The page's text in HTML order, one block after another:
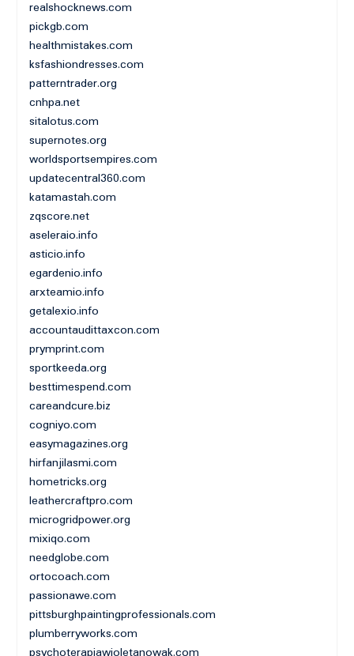
realshocknews.com
pickgb.com
healthmistakes.com
ksfashiondresses.com
patterntrader.org
cnhpa.net
sitalotus.com
supernotes.org
worldsportsempires.com
updatecentral360.com
katamastah.com
zqscore.net
aseleraio.info
asticio.info
egardenio.info
arxteamio.info
getalexio.info
accountaudittaxcon.com
prymprint.com
sportkeeda.org
besttimespend.com
careandcure.biz
cogniyo.com
easymagazines.org
hirfanjilasmi.com
hometricks.org
leathercraftpro.com
microgridpower.org
mixiqo.com
needglobe.com
ortocoach.com
passionawe.com
pittsburghpaintingprofessionals.com
plumberryworks.com